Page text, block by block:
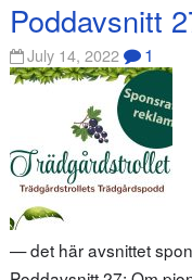
Poddavsnitt
July 14, 2022 1
— det här avsnittet